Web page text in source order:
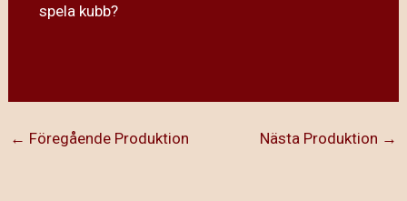
spela kubb?
← Föregående Produktion Nästa Produktion →